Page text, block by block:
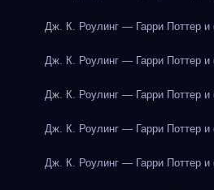
Дж. К. Роулинг — Гарри Поттер
Дж. К. Роулинг — Гарри Поттер
Дж. К. Роулинг — Гарри Поттер
Дж. К. Роулинг — Гарри Поттер
Дж. К. Роулинг — Гарри Поттер